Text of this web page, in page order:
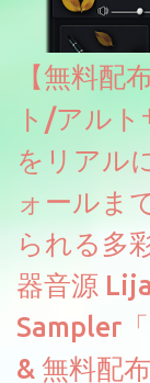
【無料配
ト/アル
をリアル
ォールま
られる多
器音源
Sampler
& 無料配